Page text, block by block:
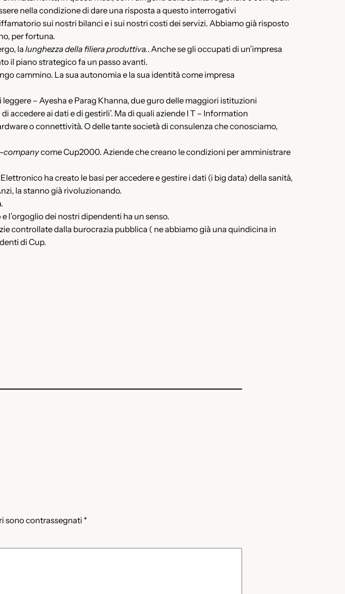
nella condizione di dare una risposta a questo interrogativi
sui nostri bilanci e i sui nostri costi dei servizi. Abbiamo già risposto
per fortuna.
la lunghezza della filiera produttiva.. Anche se gli occupati di un’impresa
il piano strategico fa un passo avanti.
cammino. La sua autonomia e la sua identità come impresa
– Ayesha e Parag Khanna, due guro delle maggiori istituzioni
accedere ai dati e di gestirli’. Ma di quali aziende I T – Information
o connettività. O delle tante società di consulenza che conosciamo,
companycome Cup2000. Aziende che creano le condizioni per amministrare
ha creato le basi per accedere e gestire i dati (i big data) della sanità,
la stanno già rivoluzionando.
l’orgoglio dei nostri dipendenti ha un senso.
controllate dalla burocrazia pubblica ( ne abbiamo già una quindicina in
di Cup.
sono contrassegnati *